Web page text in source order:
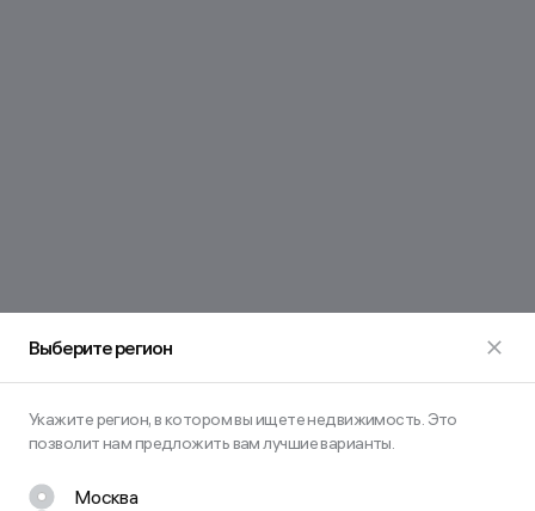
Выберите регион
Укажите регион, в котором вы ищете недвижимость. Это
позволит нам предложить вам лучшие варианты.
Москва